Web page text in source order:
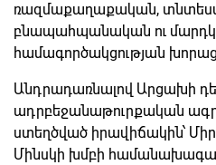
ռազմաքաղաքական,
բնապահպանական ու
համագործակցության
Անդրադառնալով Արցախի
ադրբեջանաթուրքական
ստեղծված իրավիճակին՝
Մինսկի խմբի